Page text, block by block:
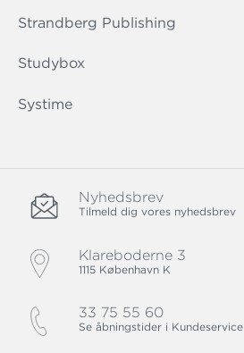
Strandberg Publishing
Studybox
Systime
Nyhedsbrev
Tilmeld dig vores nyhedsbrev
Klareboderne 3
1115 København K
33 75 55 60
Se åbningstider i Kundeservice